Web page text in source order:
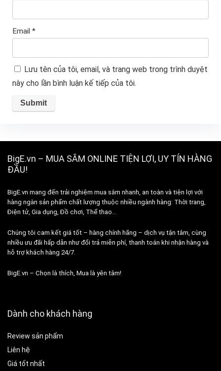
Email *
Lưu tên của tôi, email, và trang web trong trình duyệt
này cho lần bình luận kế tiếp của tôi.
BigE.vn – MUA SẮM ONLINE TIỆN LỢI, UY TÍN HÀNG
ĐẦU!
BigE.vn mang đến trải nghiệm mua sắm nhanh, an toàn và tiện lợi với
hàng ngàn sản phẩm chất lượng thuộc nhiều ngành hàng: Thời trang,
Điện tử, Gia dụng, Đồ chơi, Thể thao…
Chúng tôi cam kết giá tốt – hàng chính hãng – dịch vụ tận tâm, cùng
nhiều ưu đãi hấp dẫn như đổi trả miễn phí, thanh toán khi nhận hàng và
hỗ trợ khách hàng 24/7.
BigE.vn – Chọn là thích, Mua là yên tâm!
Dành cho khách hàng
Review sản phẩm
Liên hệ
Giá tốt nhất